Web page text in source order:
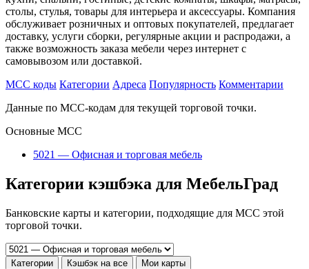
столы, стулья, товары для интерьера и аксессуары. Компания
обслуживает розничных и оптовых покупателей, предлагает
доставку, услуги сборки, регулярные акции и распродажи, а
также возможность заказа мебели через интернет с
самовывозом или доставкой.
MCC коды Категории Адреса Популярность Комментарии
Данные по MCC-кодам для текущей торговой точки.
Основные MCC
5021 — Офисная и торговая мебель
Категории кэшбэка для МебельГрад
Банковские карты и категории, подходящие для MCC этой
торговой точки.
Категории Кэшбэк на все Мои карты